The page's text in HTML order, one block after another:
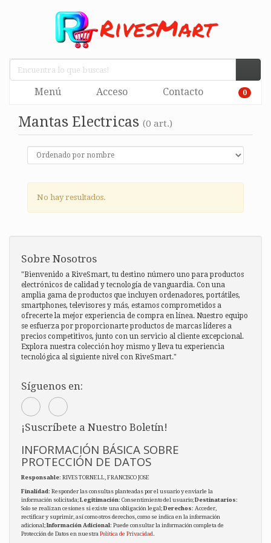
Menú Acceso Contacto 0
Mantas Electricas (0 art.)
No hay resultados.
Sobre Nosotros
"Bienvenido a RiveSmart, tu destino número uno para productos
electrónicos de calidad y tecnología de vanguardia. Con una
amplia gama de productos que incluyen ordenadores, portátiles,
smartphones, televisores y más, estamos comprometidos a
ofrecerte la mejor experiencia de compra en línea. Nuestro equipo
se esfuerza por proporcionarte productos de marcas líderes a
precios competitivos, junto con un servicio al cliente excepcional.
Explora nuestra colección hoy mismo y lleva tu experiencia
tecnológica al siguiente nivel con RiveSmart."
Síguenos en:
¡Suscríbete a Nuestro Boletín!
INFORMACIÓN BÁSICA SOBRE
PROTECCIÓN DE DATOS
Responsable: RIVES TORNELL, FRANCISCO JOSE
Finalidad: Responder las consultas planteadas por el usuario y enviarle la
información solicitada;Legitimación: Consentimiento del usuario;Destinatarios:
Solo se realizan cesiones si existe una obligación legal;Derechos: Acceder,
rectificar y suprimir, así como otros derechos, como se indica en la información
adicional;Información Adicional: Puede consultar la información completa de
Protección de Datos en nuestra Política de Privacidad.